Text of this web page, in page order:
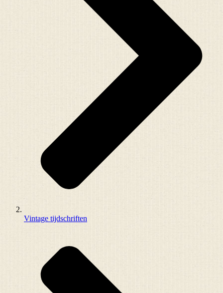
Vintage tijdschriften